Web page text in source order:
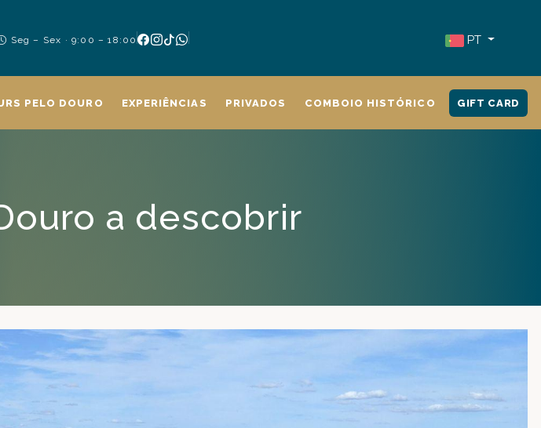
Seg – Sex · 9:00 – 18:00 PT
PELO DOURO EXPERIÊNCIAS PRIVADOS COMBOIO HISTÓRICO GIFT CARD
a descobrir